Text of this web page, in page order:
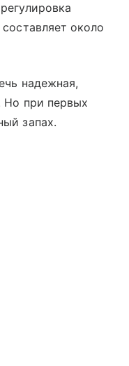
около
надежная,
Но при первых
запах.